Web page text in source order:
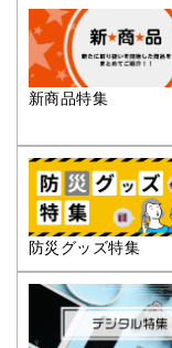
新商品特集
防災グッズ特集